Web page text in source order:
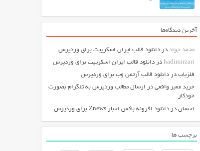
آخرین دیدگاه‌ها
محمد جواد در دانلود قالب ایران اسکریپت برای وردپرس
hadimirzari در دانلود قالب ایران اسکریپت برای وردپرس
فلزیاب در دانلود قالب آرتمن وب برای وردپرس
خرید ممبر واقعی در ارسال مطالب وردپرس به تلگرام بصورت
خودکار
احسان در دانلود افزونه باکس اخبار Znews برای وردپرس
برچسب ها